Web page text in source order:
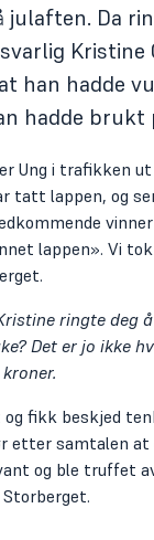
julaften. Da
Kristine
han hadde
hadde brukt
Ung i trafikken ut
tatt lappen, og
lappen». Vi
ringte deg
Det er jo ikke
og fikk beskjed
etter samtalen
og ble truffet